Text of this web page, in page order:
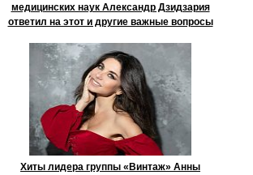
медицинских наук Александр Дзидзария
ответил на этот и другие важные вопросы
Хиты лидера группы «Винтаж» Анны